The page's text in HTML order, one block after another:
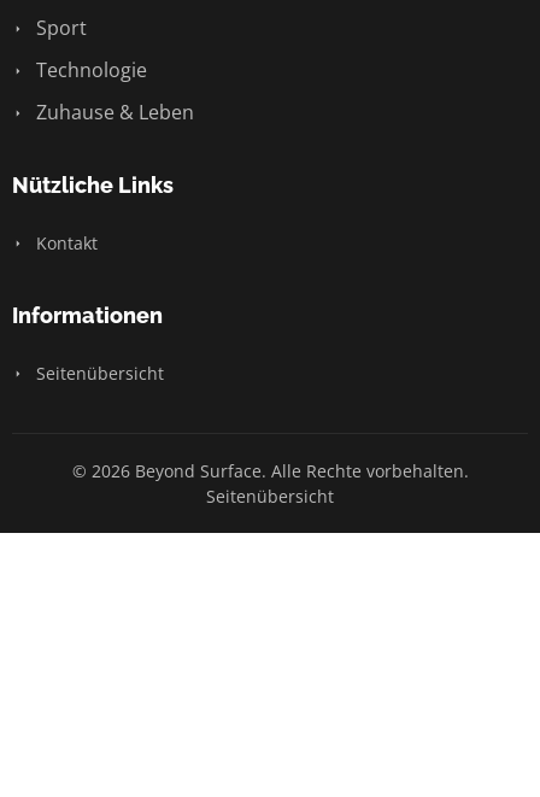
Sport
Technologie
Zuhause & Leben
Nützliche Links
Kontakt
Informationen
Seitenübersicht
© 2026 Beyond Surface. Alle Rechte vorbehalten.
Seitenübersicht